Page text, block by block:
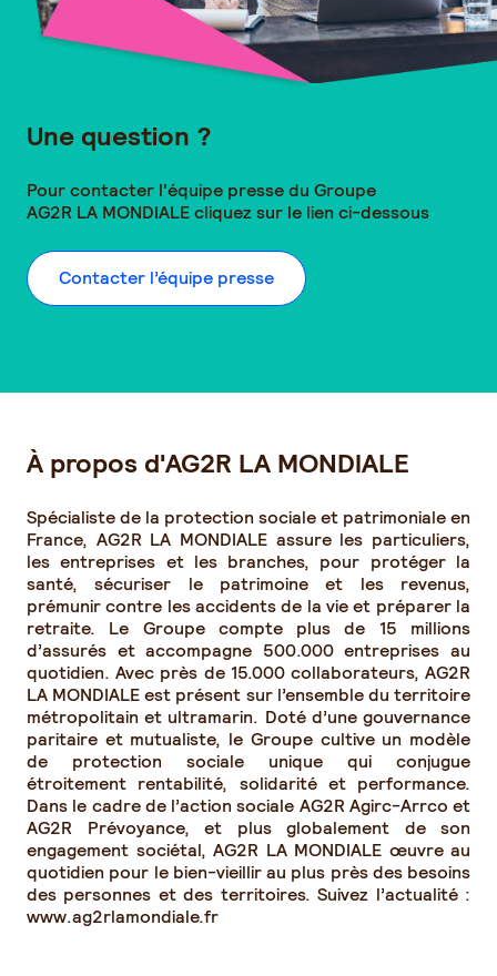
Une question ?
Pour contacter l'équipe presse du Groupe
AG2R LA MONDIALEcliquez sur le lien ci-dessous
Contacter l’équipe presse
À propos d'AG2R LA MONDIALE
Spécialiste de la protection sociale et patrimoniale en
France, AG2R LA MONDIALE assure les particuliers,
les entreprises et les branches, pour protéger la
santé, sécuriser le patrimoine et les revenus,
prémunir contre les accidents de la vie et préparer la
retraite. Le Groupe compte plus de 15 millions
d’assurés et accompagne 500.000 entreprises au
quotidien. Avec près de 15.000 collaborateurs, AG2R
LA MONDIALE est présent sur l’ensemble du territoire
métropolitain et ultramarin. Doté d’une gouvernance
paritaire et mutualiste, le Groupe cultive un modèle
de protection sociale unique qui conjugue
étroitement rentabilité, solidarité et performance.
Dans le cadre de l’action sociale AG2R Agirc-Arrco et
AG2R Prévoyance, et plus globalement de son
engagement sociétal, AG2R LA MONDIALE œuvre au
quotidien pour le bien-vieillir au plus près des besoins
des personnes et des territoires. Suivez l’actualité :
www.ag2rlamondiale.fr